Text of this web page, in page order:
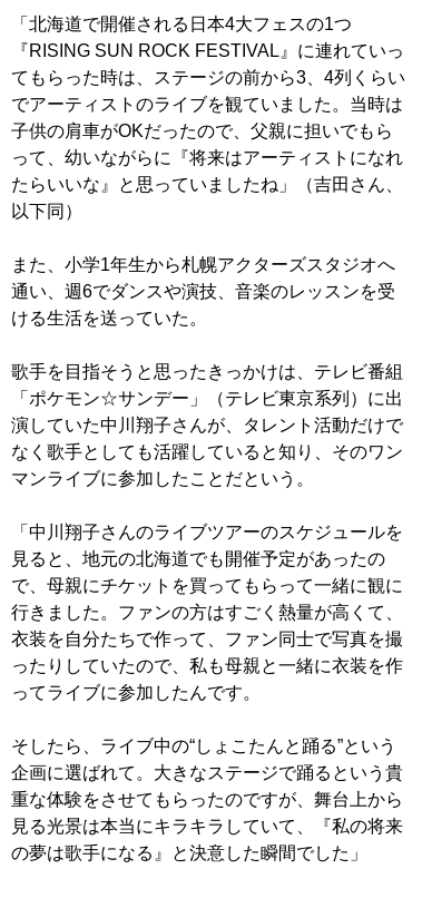
「北海道で開催される日本4大フェスの1つ
『RISING SUN ROCK FESTIVAL』に連れていっ
てもらった時は、ステージの前から3、4列くらい
でアーティストのライブを観ていました。当時は
子供の肩車がOKだったので、父親に担いでもら
って、幼いながらに『将来はアーティストになれ
たらいいな』と思っていましたね」（吉田さん、
以下同）
また、小学1年生から札幌アクターズスタジオへ
通い、週6でダンスや演技、音楽のレッスンを受
ける生活を送っていた。
歌手を目指そうと思ったきっかけは、テレビ番組
「ポケモン☆サンデー」（テレビ東京系列）に出
演していた中川翔子さんが、タレント活動だけで
なく歌手としても活躍していると知り、そのワン
マンライブに参加したことだという。
「中川翔子さんのライブツアーのスケジュールを
見ると、地元の北海道でも開催予定があったの
で、母親にチケットを買ってもらって一緒に観に
行きました。ファンの方はすごく熱量が高くて、
衣装を自分たちで作って、ファン同士で写真を撮
ったりしていたので、私も母親と一緒に衣装を作
ってライブに参加したんです。
そしたら、ライブ中の“しょこたんと踊る”という
企画に選ばれて。大きなステージで踊るという貴
重な体験をさせてもらったのですが、舞台上から
見る光景は本当にキラキラしていて、『私の将来
の夢は歌手になる』と決意した瞬間でした」